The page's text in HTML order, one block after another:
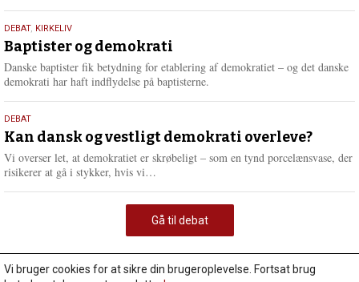
18.
maj
2026
DEBAT, KIRKELIV
Baptister og demokrati
Danske baptister fik betydning for etablering af demokratiet – og det danske
demokrati har haft indflydelse på baptisterne.
18.
maj
2026
DEBAT
Kan dansk og vestligt demokrati overleve?
Vi overser let, at demokratiet er skrøbeligt – som en tynd porcelænsvase, der
risikerer at gå i stykker, hvis vi…
m
e
e
Gå til debat
Vi bruger cookies for at sikre din brugeroplevelse. Fortsat brug